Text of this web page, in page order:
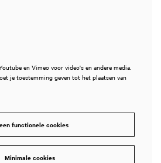
en Vimeo voor video's en andere media.
je toestemming geven tot het plaatsen van
functionele cookies
Minimale cookies